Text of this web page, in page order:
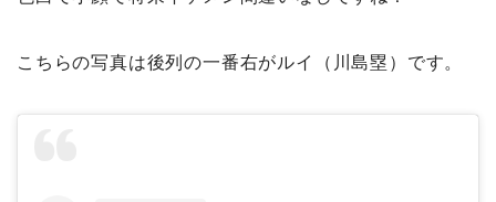
こちらの写真は後列の一番右がルイ（川島塁）です。